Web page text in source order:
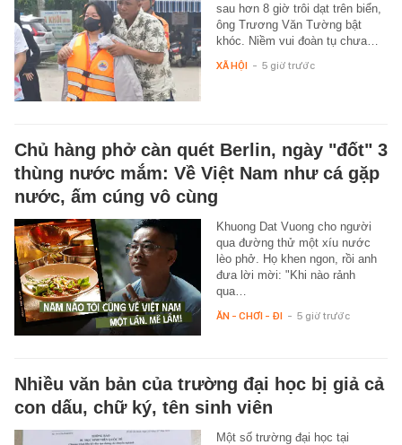
sau hơn 8 giờ trôi dạt trên biển,
ông Trương Văn Tường bật
khóc. Niềm vui đoàn tụ chưa…
XÃ HỘI - 5 giờ trước
Chủ hàng phở càn quét Berlin, ngày "đốt" 3
thùng nước mắm: Về Việt Nam như cá gặp
nước, ấm cúng vô cùng
Khuong Dat Vuong cho người
qua đường thử một xíu nước
lèo phở. Họ khen ngon, rồi anh
đưa lời mời: "Khi nào rảnh
qua…
ĂN - CHƠI - ĐI - 5 giờ trước
Nhiều văn bản của trường đại học bị giả cả
con dấu, chữ ký, tên sinh viên
Một số trường đại học tại